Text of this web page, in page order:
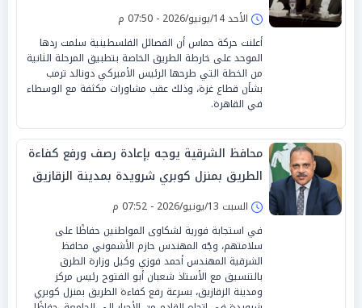
الأحد 14/يونيو/2026 - 07:50 م
أعلنت حركة حماس أن الفصائل الفلسطينية سلمت ردها
الموحد على خارطة الطريق الخاصة بتطبيق المرحلة الثانية
من الخطة التي طرحها الرئيس الأميركي دونالد ترمب
بشأن قطاع غزة، وذلك عقب مشاورات مكثفة مع الوسطاء
في القاهرة.
محافظ الشرقية يوجه بإعادة رصف ورفع كفاءة
الطريق بمنزل كوبري شرويدة بمدينة الزقازيق
السبت 13/يونيو/2026 - 07:52 م
‏في استجابة فورية لشكاوى المواطنين حفاظًا على
سلامتهم، وجّه المهندس حازم الأشموني محافظ
الشرقية المهندس أحمد فوزي وكيل وزارة الطرق
بالتنسيق مع الأستاذ شعبان أبو الفتوح رئيس مركز
ومدينة الزقازيق، بسرعة رفع كفاءة الطريق بمنزل كوبري